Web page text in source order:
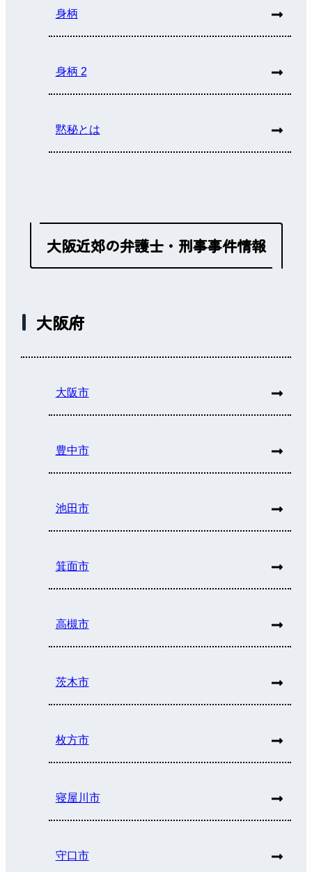
身柄
身柄 2
黙秘とは
大阪近郊の弁護士・刑事事件情報
大阪府
大阪市
豊中市
池田市
箕面市
高槻市
茨木市
枚方市
寝屋川市
守口市